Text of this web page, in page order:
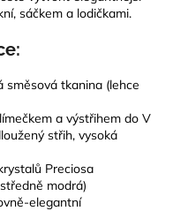
sáčkem a lodičkami.
směsová tkanina (lehce
a výstřihem do V
střih, vysoká
Preciosa
modrá)
elegantní